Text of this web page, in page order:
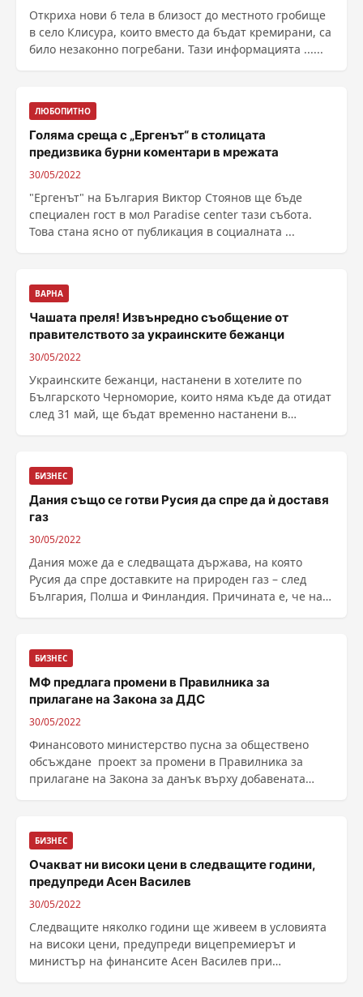
Откриха нови 6 тела в близост до местното гробище
в село Клисура, които вместо да бъдат кремирани, са
било незаконно погребани. Тази информацията ......
ЛЮБОПИТНО
Голяма среща с „Ергенът“ в столицата
предизвика бурни коментари в мрежата
30/05/2022
"Ергенът" на България Виктор Стоянов ще бъде
специален гост в мол Paradise center тази събота.
Това стана ясно от публикация в социалната ...
ВАРНА
Чашата преля! Извънредно съобщение от
правителството за украинските бежанци
30/05/2022
Украинските бежанци, настанени в хотелите по
Българското Черноморие, които няма къде да отидат
след 31 май, ще бъдат временно настанени в
БИЗНЕС
Дания също се готви Русия да спре да ѝ доставя
газ
30/05/2022
Дания може да е следващата държава, на която
Русия да спре доставките на природен газ – след
България, Полша и Финландия. Причината е, че най-
БИЗНЕС
МФ предлага промени в Правилника за
прилагане на Закона за ДДС
30/05/2022
Финансовото министерство пусна за обществено
обсъждане проект за промени в Правилника за
прилагане на Закона за данък върху добавената
БИЗНЕС
Очакват ни високи цени в следващите години,
предупреди Асен Василев
30/05/2022
Следващите няколко години ще живеем в условията
на високи цени, предупреди вицепремиерът и
министър на финансите Асен Василев при